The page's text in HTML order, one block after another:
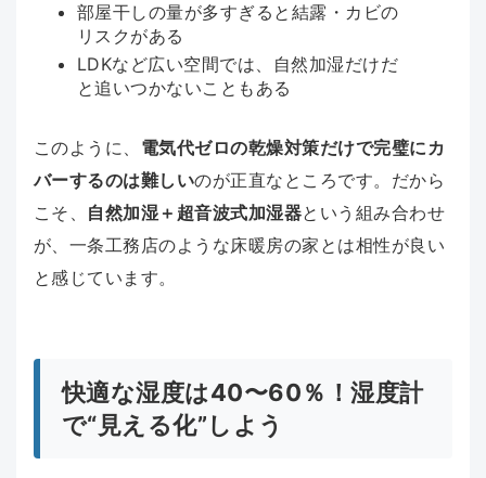
部屋干しの量が多すぎると結露・カビの
リスクがある
LDKなど広い空間では、自然加湿だけだ
と追いつかないこともある
このように、 電気代ゼロの乾燥対策だけで完璧にカ
バーするのは難しいのが正直なところです。だから
こそ、 自然加湿＋超音波式加湿器という組み合わせ
が、一条工務店のような床暖房の家とは相性が良い
と感じています。
快適な湿度は40〜60％！湿度計
で“見える化”しよう